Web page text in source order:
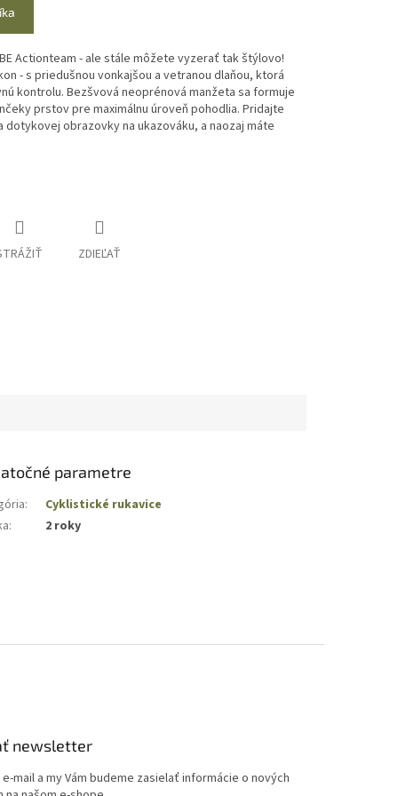
Actionteam - ale stále môžete vyzerať tak štýlovo!
- s priedušnou vonkajšou a vetranou dlaňou, ktorá
kontrolu. Bezšvová neoprénová manžeta sa formuje
prstov pre maximálnu úroveň pohodlia. Pridajte
obrazovky na ukazováku, a naozaj máte
ZDIEĽAŤ
parametre
:
Cyklistické rukavice
: 2 roky
newsletter
mail a my Vám budeme zasielať informácie o nových